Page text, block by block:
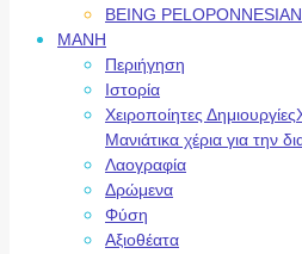
BEING PELOPONNESIAN
ΜΑΝΗ
Περιήγηση
Ιστορία
Χειροποίητες Δημιουργίες
Μανιάτικα χέρια για την
Λαογραφία
Δρώμενα
Φύση
Αξιοθέατα